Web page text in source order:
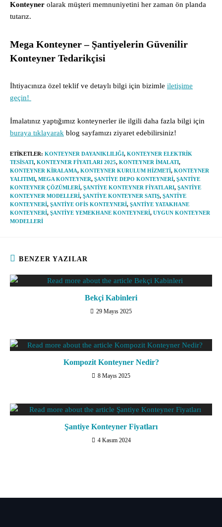
Konteyner olarak müşteri memnuniyetini her zaman ön planda
tutarız.
Mega Konteyner – Şantiyelerin Güvenilir
Konteyner Tedarikçisi
İhtiyacınıza özel teklif ve detaylı bilgi için bizimle iletişime
geçin!
İmalatınız yaptığımız konteynerler ile ilgili daha fazla bilgi için
buraya tıklayarak blog sayfamızı ziyaret edebilirsiniz!
ETIKETLER: KONTEYNER DAYANIKLILIĞI, KONTEYNER ELEKTRIK
TESISATI, KONTEYNER FIYATLARI 2025, KONTEYNER IMALATI,
KONTEYNER KIRALAMA, KONTEYNER KURULUM HIZMETI, KONTEYNER
YALITIMI, MEGA KONTEYNER, ŞANTIYE DEPO KONTEYNERI, ŞANTIYE
KONTEYNER ÇÖZÜMLERI, ŞANTIYE KONTEYNER FIYATLARI, ŞANTIYE
KONTEYNER MODELLERI, ŞANTIYE KONTEYNER SATIŞ, ŞANTIYE
KONTEYNERI, ŞANTIYE OFIS KONTEYNERI, ŞANTIYE YATAKHANE
KONTEYNERI, ŞANTIYE YEMEKHANE KONTEYNERI, UYGUN KONTEYNER
MODELLERI
BENZER YAZILAR
Bekçi Kabinleri
29 Mayıs 2025
Kompozit Konteyner Nedir?
8 Mayıs 2025
Şantiye Konteyner Fiyatları
4 Kasım 2024